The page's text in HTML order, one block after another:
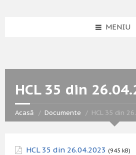
MENIU
HCL 35 din
Acasă Documente HCL 35 din
HCL 35 din 26.04.2023 (945 kB)